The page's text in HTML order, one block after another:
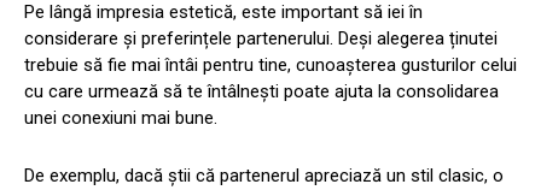
Pe lângă impresia estetică, este important să iei în
considerare și preferințele partenerului. Deși alegerea ținutei
trebuie să fie mai întâi pentru tine, cunoașterea gusturilor celui
cu care urmează să te întâlnești poate ajuta la consolidarea
unei conexiuni mai bune.
De exemplu, dacă știi că partenerul apreciază un stil clasic, o